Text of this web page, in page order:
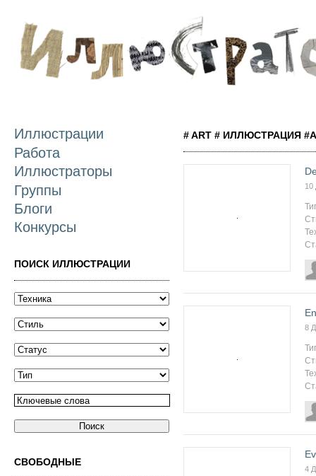
Иллюстрации
Работа
Иллюстраторы
Группы
Блоги
Конкурсы
ПОИСК ИЛЛЮСТРАЦИИ
СВОБОДНЫЕ
# ART # ИЛЛЮСТРАЦИЯ
10
8
4